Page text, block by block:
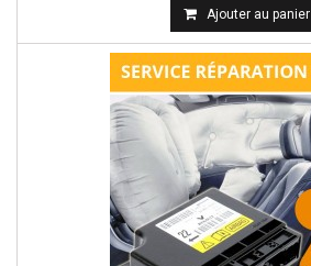
Ajouter au panier